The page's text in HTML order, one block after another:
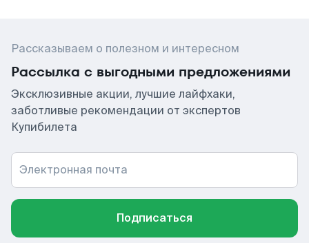
Рассказываем о полезном и интересном
Рассылка с выгодными предложениями
Эксклюзивные акции, лучшие лайфхаки,
заботливые рекомендации от экспертов
Купибилета
Электронная почта
Подписаться